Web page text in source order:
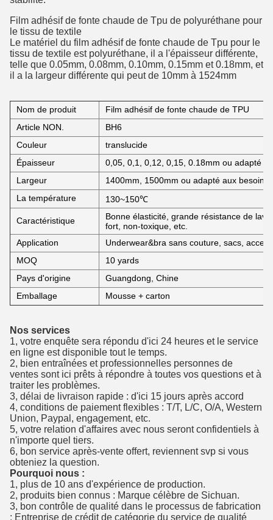
Film adhésif de fonte chaude de Tpu de polyuréthane pour
le tissu de textile
Le matériel du film adhésif de fonte chaude de Tpu pour le
tissu de textile est polyuréthane, il a l'épaisseur différente,
telle que 0.05mm, 0.08mm, 0.10mm, 0.15mm et 0.18mm, et
il a la largeur différente qui peut de 10mm à 1524mm
Nom de produit
Film adhésif de fonte chaude de TPU
Article NON.
BH6
Couleur
translucide
Épaisseur
0,05, 0,1, 0,12, 0,15, 0.18mm ou adapté
Largeur
1400mm, 1500mm ou adapté aux besoins
La température
130~150℃
Caractéristique
Bonne élasticité, grande résistance de
fort, non-toxique, etc.
Application
Underwear&bra sans couture, sacs,
MOQ
10 yards
Pays d'origine
Guangdong, Chine
Emballage
Mousse + carton
Nos services
1, votre enquête sera répondu d'ici 24 heures et le service
en ligne est disponible tout le temps.
2, bien entraînées et professionnelles personnes de
ventes sont ici prêts à répondre à toutes vos questions et à
traiter les problèmes.
3, délai de livraison rapide : d'ici 15 jours après accord
4, conditions de paiement flexibles : T/T, L/C, O/A, Western
Union, Paypal, engagement, etc.
5, votre relation d'affaires avec nous seront confidentiels à
n'importe quel tiers.
6, bon service après-vente offert, reviennent svp si vous
obteniez la question.
Pourquoi nous :
1, plus de 10 ans d'expérience de production.
2, produits bien connus : Marque célèbre de Sichuan.
3, bon contrôle de qualité dans le processus de fabrication
: Entreprise de crédit de catégorie du service de qualité